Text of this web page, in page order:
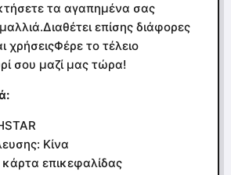
τα αγαπημένα σας
επίσης διάφορες
χρήσειςΦέρε το τέλειο
σου μαζί μας τώρα!
Κίνα
επικεφαλίδας